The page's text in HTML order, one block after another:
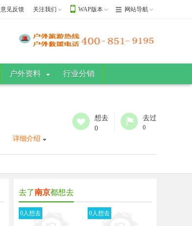
意见反馈 关注我们 WAP版本 网站导航
户外资料 行业分销
想去
0
去过
0
详细介绍
去了南京都想去
0人想去 0人想去